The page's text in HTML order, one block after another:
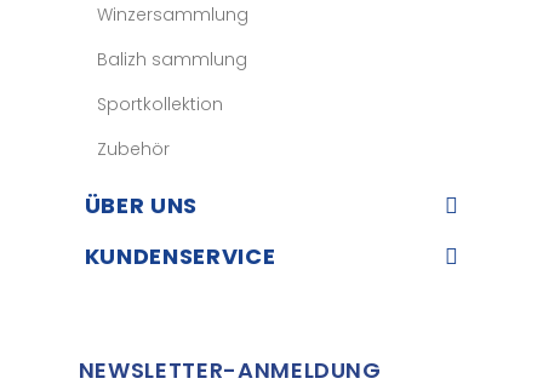
Winzersammlung
Balizh sammlung
Sportkollektion
Zubehör
ÜBER UNS​
KUNDENSERVICE​
NEWSLETTER-ANMELDUNG